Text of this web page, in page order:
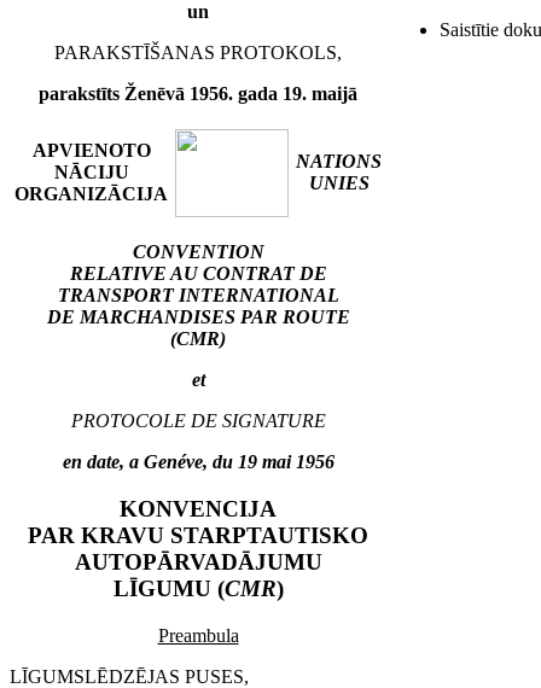
un
PARAKSTĪŠANAS PROTOKOLS,
parakstīts Ženēvā 1956. gada 19. maijā
APVIENOTO
NĀCIJU
ORGANIZĀCIJA
NATIONS
UNIES
CONVENTION
RELATIVE AU CONTRAT DE
TRANSPORT INTERNATIONAL
DE MARCHANDISES PAR ROUTE
(CMR)
et
PROTOCOLE DE SIGNATURE
en date, a Genéve, du 19 mai 1956
KONVENCIJA
PAR KRAVU STARPTAUTISKO
AUTOPĀRVADĀJUMU
LĪGUMU (CMR)
Preambula
LĪGUMSLĒDZĒJAS PUSES,
Saistītie